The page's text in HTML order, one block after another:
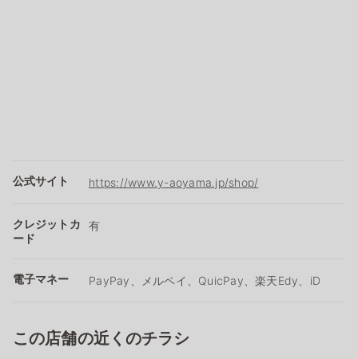
公式サイト https://www.y-aoyama.jp/shop/
クレジットカ
ード
有
電子マネー PayPay、メルペイ、QuicPay、楽天Edy、iD
この店舗の近くのチラシ